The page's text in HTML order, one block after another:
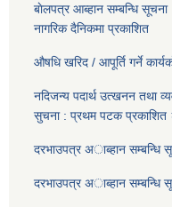
बाेलपत्र आब्हान सम्बन्धि
नागरिक दैनिकमा प्रकाशित
औषधि खरिद / आपूर्ति गर्ने
नदिजन्य पदार्थ उत्खनन तथा
सुचना : प्रथम पटक
दरभाउपत्र अाब्हान
दरभाउपत्र अाब्हान